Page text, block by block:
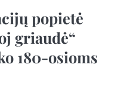
popietė
griaudė“
180-osioms